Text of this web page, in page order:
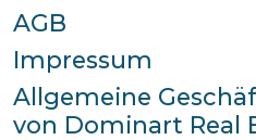
AGB
Impressum
Allgemeine
von Dominart Real